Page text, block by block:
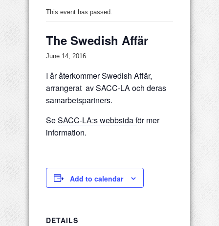
This event has passed.
The Swedish Affär
June 14, 2016
I år återkommer Swedish Affär,
arrangerat av SACC-LA och deras
samarbetspartners.
SeSACC-LA:s webbsida för mer
information.
Add to calendar
DETAILS